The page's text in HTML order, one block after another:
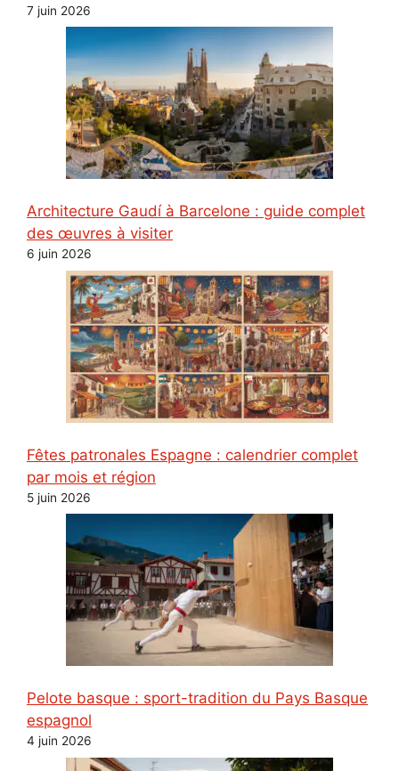
7 juin 2026
Architecture Gaudí à Barcelone : guide complet
des œuvres à visiter
6 juin 2026
Fêtes patronales Espagne : calendrier complet
par mois et région
5 juin 2026
Pelote basque : sport-tradition du Pays Basque
espagnol
4 juin 2026